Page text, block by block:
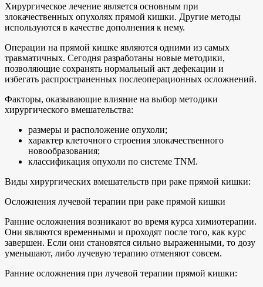
Хирургическое лечение является основным при
злокачественных опухолях прямой кишки. Другие методы
используются в качестве дополнения к нему.
Операции на прямой кишке являются одними из самых
травматичных. Сегодня разработаны новые методики,
позволяющие сохранять нормальный акт дефекации и
избегать распространенных послеоперационных осложнений.
Факторы, оказывающие влияние на выбор методики
хирургического вмешательства:
размеры и расположение опухоли;
характер клеточного строения злокачественного
новообразования;
классификация опухоли по системе TNM.
Виды хирургических вмешательств при раке прямой кишки:
Осложнения лучевой терапии при раке прямой кишки
Ранние осложнения возникают во время курса химиотерапии.
Они являются временными и проходят после того, как курс
завершен. Если они становятся сильно выраженными, то дозу
уменьшают, либо лучевую терапию отменяют совсем.
Ранние осложнения при лучевой терапии прямой кишки: